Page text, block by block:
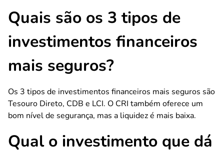
Quais são os 3 tipos de
investimentos financeiros
mais seguros?
Os 3 tipos de investimentos financeiros mais seguros são
Tesouro Direto, CDB e LCI. O CRI também oferece um
bom nível de segurança, mas a liquidez é mais baixa.
Qual o investimento que dá